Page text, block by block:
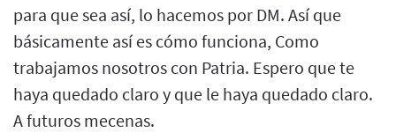
para que sea así, lo hacemos por DM. Así que
básicamente así es cómo funciona, Como
trabajamos nosotros con Patria. Espero que te
haya quedado claro y que le haya quedado claro.
A futuros mecenas.